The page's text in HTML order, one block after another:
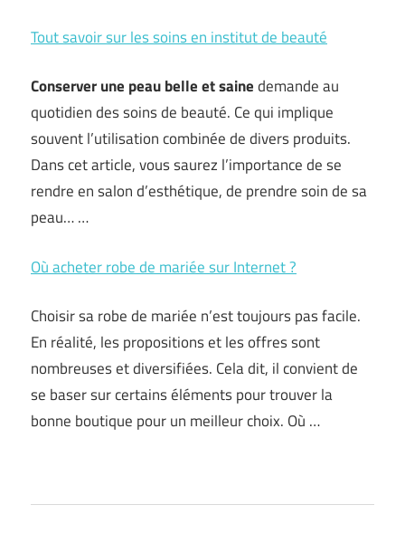
Tout savoir sur les soins en institut de beauté
Conserver une peau belle et sainedemande au
quotidien des soins de beauté. Ce qui implique
souvent l’utilisation combinée de divers produits.
Dans cet article, vous saurez l’importance de se
rendre en salon d’esthétique, de prendre soin de sa
peau… …
Où acheter robe de mariée sur Internet ?
Choisir sa robe de mariée n’est toujours pas facile.
En réalité, les propositions et les offres sont
nombreuses et diversifiées. Cela dit, il convient de
se baser sur certains éléments pour trouver la
bonne boutique pour un meilleur choix. Où …